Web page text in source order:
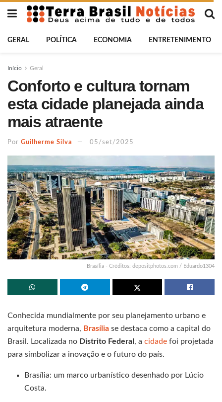
GERAL POLÍTICA ECONOMIA ENTRETENIMENTO
Início Geral
Conforto e cultura tornam
esta cidade planejada ainda
mais atraente
Por Guilherme Silva 05/set/2025
Brasília - Créditos: depositphotos.com / Eduardo1304
Conhecida mundialmente por seu planejamento urbano e
arquitetura moderna, Brasília se destaca como a capital do
Brasil. Localizada no Distrito Federal , a cidade foi projetada
para simbolizar a inovação e o futuro do país.
Brasília: um marco urbanístico desenhado por Lúcio
Costa.